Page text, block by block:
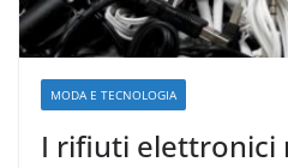
MODA E TECNOLOGIA
I rifiuti elettronici